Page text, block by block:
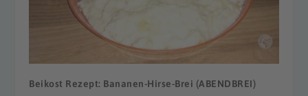
Beikost Rezept: Bananen-Hirse-Brei (ABENDBREI)